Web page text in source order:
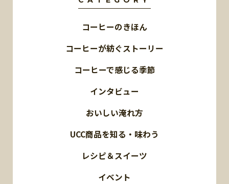
コーヒーのきほん
コーヒーが紡ぐストーリー
コーヒーで感じる季節
インタビュー
おいしい淹れ方
UCC商品を知る・味わう
レシピ＆スイーツ
イベント